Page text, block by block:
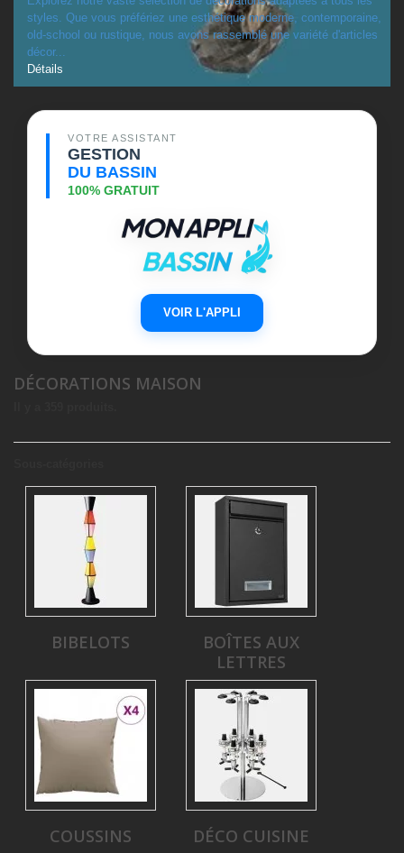
styles. Que vous préfériez une esthétique moderne, contemporaine,
old-school ou rustique, nous avons rassemblé une variété d'articles
décor...
Détails
VOTRE ASSISTANT
GESTION
DU BASSIN
100% GRATUIT
VOIR L'APPLI
DÉCORATIONS MAISON
BIBELOTS
BOÎTES AUX
LETTRES
COUSSINS DÉCO CUISINE